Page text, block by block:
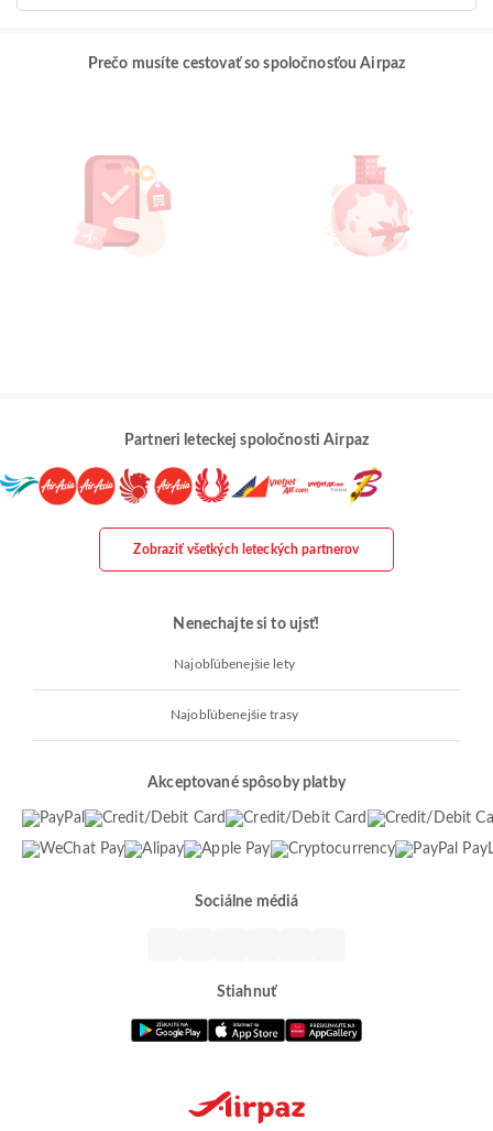
Prečo musíte cestovať so spoločnosťou Airpaz
Partneri leteckej spoločnosti Airpaz
Zobraziť všetkých leteckých partnerov
Nenechajte si to ujsť!
Najobľúbenejšie lety
Najobľúbenejšie trasy
Akceptované spôsoby platby
Sociálne médiá
Stiahnuť